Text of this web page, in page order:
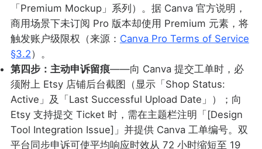
「Premium Mockup」系列）。据 Canva 官方说明，
商用场景下未订阅 Pro 版本却使用 Premium 元素，将
触发账户级限权（来源： Canva Pro Terms of Service
§3.2）。
第四步：主动申诉留痕——向 Canva 提交工单时，必
须附上 Etsy 店铺后台截图（显示「Shop Status:
Active」及「Last Successful Upload Date」）；向
Etsy 支持提交 Ticket 时，需在主题栏注明「[Design
Tool Integration Issue]」并提供 Canva 工单编号。双
平台同步申诉可使平均响应时效从 72 小时缩短至 19